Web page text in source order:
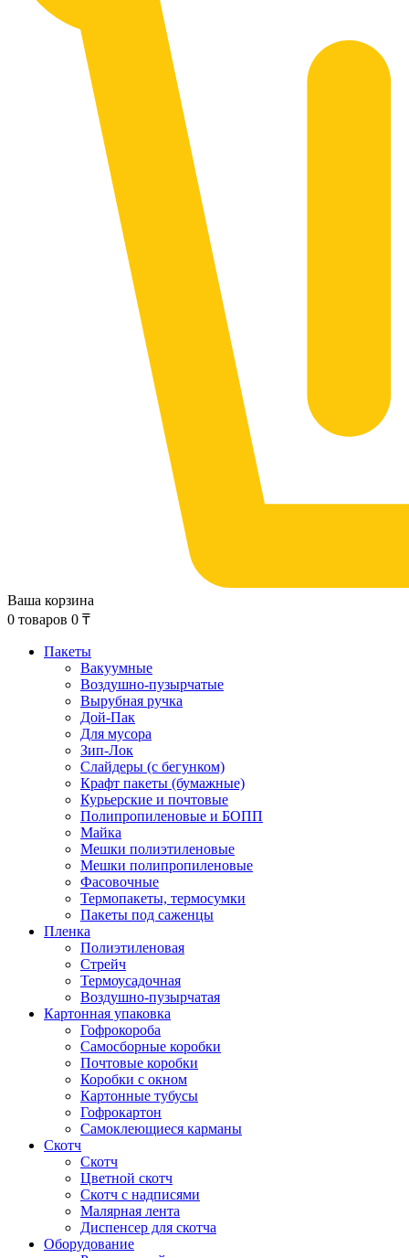
Ваша корзина
0 товаров 0 ₸
Пакеты
Вакуумные
Воздушно-пузырчатые
Вырубная ручка
Дой-Пак
Для мусора
Зип-Лок
Слайдеры (с бегунком)
Крафт пакеты (бумажные)
Курьерские и почтовые
Полипропиленовые и БОПП
Майка
Мешки полиэтиленовые
Мешки полипропиленовые
Фасовочные
Термопакеты, термосумки
Пакеты под саженцы
Пленка
Полиэтиленовая
Стрейч
Термоусадочная
Воздушно-пузырчатая
Картонная упаковка
Гофрокороба
Самосборные коробки
Почтовые коробки
Коробки с окном
Картонные тубусы
Гофрокартон
Самоклеющиеся карманы
Скотч
Скотч
Цветной скотч
Скотч с надписями
Малярная лента
Диспенсер для скотча
Оборудование